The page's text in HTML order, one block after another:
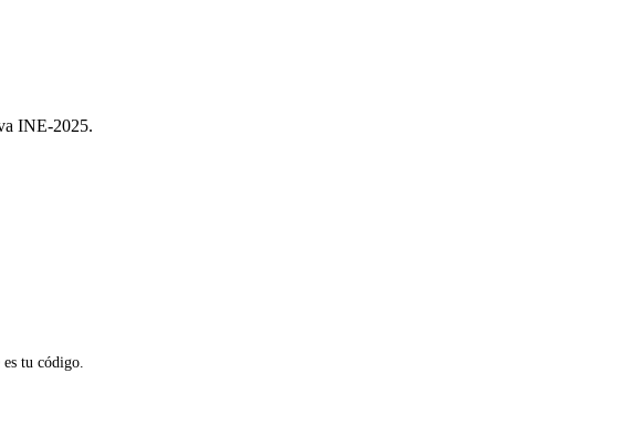
INE-2025.
es tu código.